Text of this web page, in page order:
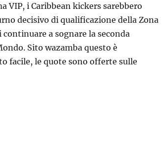
VIP, i Caribbean kickers sarebbero
decisivo di qualificazione della Zona
continuare a sognare la seconda
Sito wazamba questo è
facile, le quote sono offerte sulle